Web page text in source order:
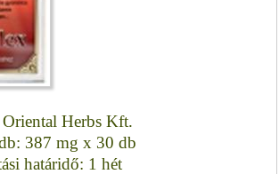
Oriental Herbs Kft.
387 mg x 30 db
határidő: 1 hét